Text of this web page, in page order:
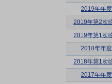
2019年年
2019年第2次
2019年第1次
2018年年
2018年第1次
2017年年